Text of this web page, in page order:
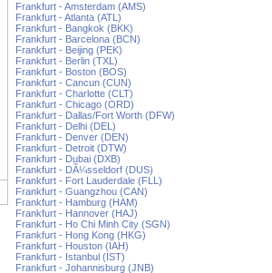
Frankfurt - Amsterdam (AMS)
Frankfurt - Atlanta (ATL)
Frankfurt - Bangkok (BKK)
Frankfurt - Barcelona (BCN)
Frankfurt - Beijing (PEK)
Frankfurt - Berlin (TXL)
Frankfurt - Boston (BOS)
Frankfurt - Cancun (CUN)
Frankfurt - Charlotte (CLT)
Frankfurt - Chicago (ORD)
Frankfurt - Dallas/Fort Worth (DFW)
Frankfurt - Delhi (DEL)
Frankfurt - Denver (DEN)
Frankfurt - Detroit (DTW)
Frankfurt - Dubai (DXB)
Frankfurt - DÃ¼sseldorf (DUS)
Frankfurt - Fort Lauderdale (FLL)
Frankfurt - Guangzhou (CAN)
Frankfurt - Hamburg (HAM)
Frankfurt - Hannover (HAJ)
Frankfurt - Ho Chi Minh City (SGN)
Frankfurt - Hong Kong (HKG)
Frankfurt - Houston (IAH)
Frankfurt - Istanbul (IST)
Frankfurt - Johannisburg (JNB)